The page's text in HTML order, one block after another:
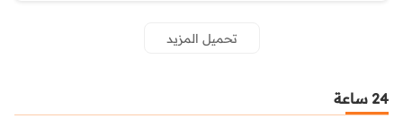
تحميل المزيد
24 ساعة